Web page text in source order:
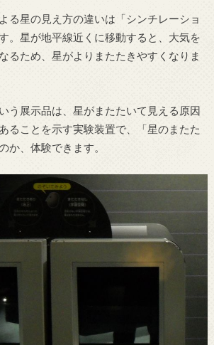
る星の見え方の違いは「シンチレーショ
。星が地平線近くに移動すると、大気を
るため、星がよりまたたきやすくなりま
う展示品は、星がまたたいて見える原因
ることを示す実験装置で、「星のまたた
か、体験できます。